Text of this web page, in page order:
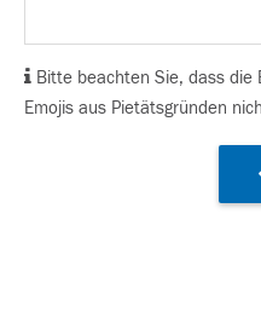
Bitte beachten Sie, dass die
Emojis aus Pietätsgründen